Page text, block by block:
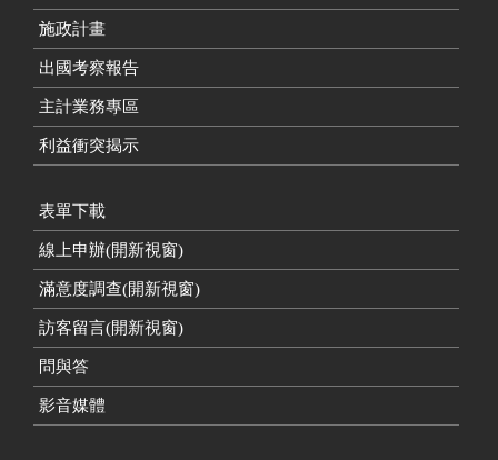
施政計畫
出國考察報告
主計業務專區
利益衝突揭示
表單下載
線上申辦(開新視窗)
滿意度調查(開新視窗)
訪客留言(開新視窗)
問與答
影音媒體